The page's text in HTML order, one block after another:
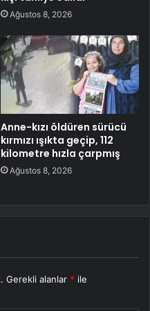
Ağustos 8, 2026
Anne-kızı öldüren sürücü
kırmızı ışıkta geçip, 112
kilometre hızla çarpmış
Ağustos 8, 2026
Gerekli alanlar * ile